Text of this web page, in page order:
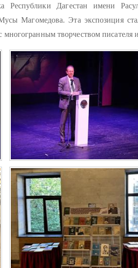
Республики Дагестан имени
Магомедова. Эта экспозиция
творчеством писателя